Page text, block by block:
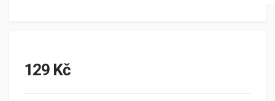
129 Kč